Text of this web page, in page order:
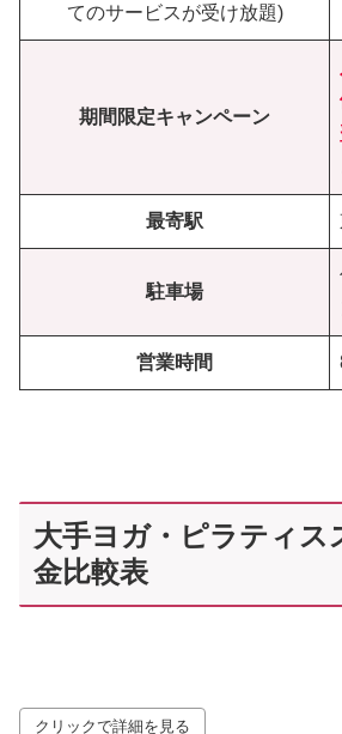
てのサービスが受け放題)
期間限定キャンペーン
最寄駅
駐車場
営業時間
大手ヨガ・ピラティス
金比較表
クリックで詳細を見る